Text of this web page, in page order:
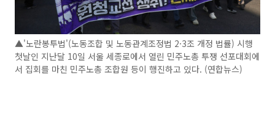
▲'노란봉투법'(노동조합 및 노동관계조정법 2·3조 개정 법률) 시행
첫날인 지난달 10일 서울 세종로에서 열린 민주노총 투쟁 선포대회에
서 집회를 마친 민주노총 조합원 등이 행진하고 있다. (연합뉴스)